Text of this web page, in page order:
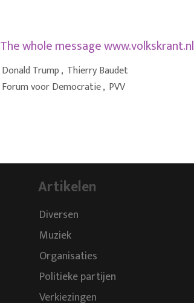
The whole messagewww.volkskrant.nl
Donald Trump, Thierry Baudet
Forum voor Democratie, PVV
Artikelen
Diversen
Muziek
Organisaties
Politieke partijen
Verkiezingen